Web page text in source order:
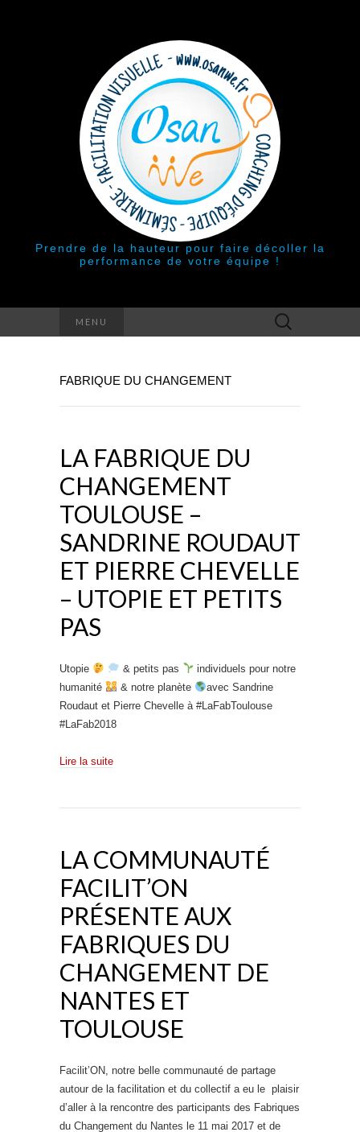
Prendre de la hauteur pour faire décoller la
performance de votre équipe !
MENU Rechercher :
FABRIQUE DU CHANGEMENT
LA FABRIQUE DU
CHANGEMENT
TOULOUSE –
SANDRINE ROUDAUT
ET PIERRE CHEVELLE
– UTOPIE ET PETITS
PAS
Utopie & petits pas
individuels pour notre
humanité
& notre planète
avec Sandrine
Roudaut et Pierre Chevelle à #LaFabToulouse
#LaFab2018
Lire la suite
LA COMMUNAUTÉ
FACILIT’ON
PRÉSENTE AUX
FABRIQUES DU
CHANGEMENT DE
NANTES ET
TOULOUSE
Facilit’ON, notre belle communauté de partage
autour de la facilitation et du collectif a eu le plaisir
d’aller à la rencontre des participants des Fabriques
du Changement du Nantes le 11 mai 2017 et de